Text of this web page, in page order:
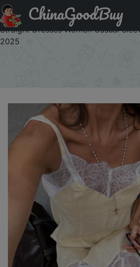
Промокод на скидку
Spaghetti Strap Short Dress Summer
Straight Dresses Women Casual
2025
ChinaGoodBuy